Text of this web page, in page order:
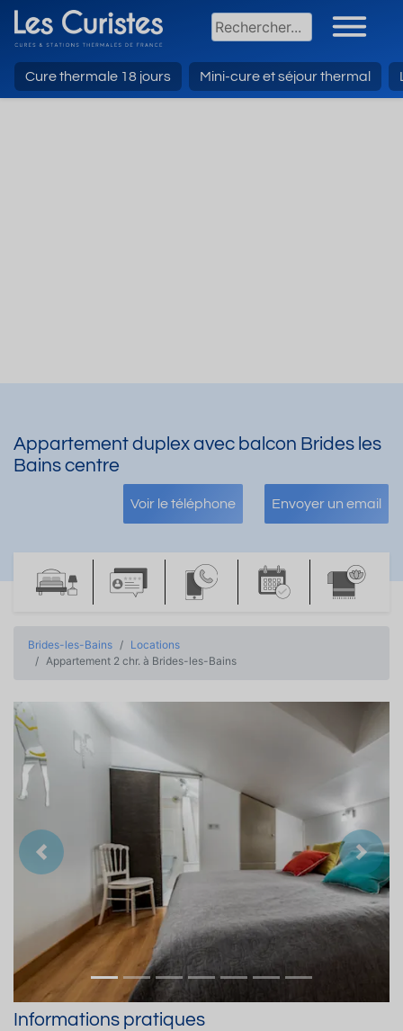
Cure thermale 18 jours Mini-cure et séjour thermal
Appartement duplex avec balcon Brides les
Bains centre
Voir le téléphone Envoyer un email
Brides-les-Bains
Locations
Appartement 2 chr. à Brides-les-Bains
Précedent
Informations pratiques